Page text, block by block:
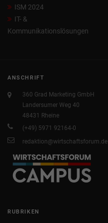
ISM 2024
IT- &
Kommunikationslösungen
ANSCHRIFT
360 Grad Marketing GmbH
Landersumer Weg 40
48431 Rheine
(+49) 5971 92164-0
redaktion@wirtschaftsforum.de
RUBRIKEN